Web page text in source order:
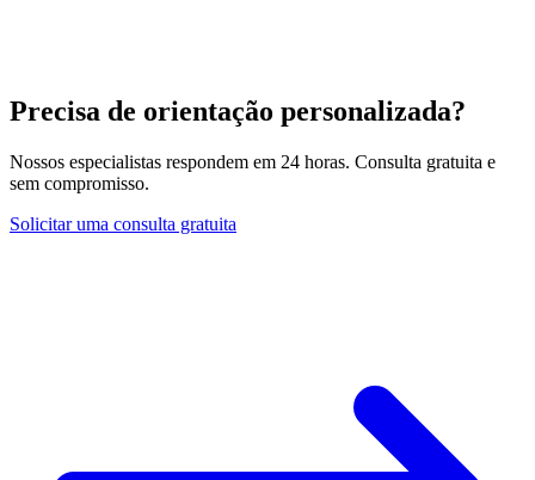
Precisa de orientação personalizada?
Nossos especialistas respondem em 24 horas. Consulta gratuita e
sem compromisso.
Solicitar uma consulta gratuita